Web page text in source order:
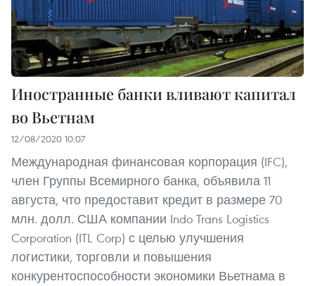
Иностранные банки вливают капитал
во Вьетнам
12/08/2020 10:07
Международная финансовая корпорация (IFC),
член Группы Всемирного банка, объявила 11
августа, что предоставит кредит в размере 70
млн. долл. США компании Indo Trans Logistics
Corporation (ITL Corp) с целью улучшения
логистики, торговли и повышения
конкурентоспособности экономики Вьетнама в